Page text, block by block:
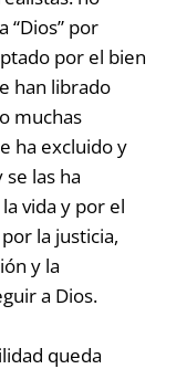
“Dios” por
por el bien
han librado
muchas
ha excluido y
las ha
vida y por el
la justicia,
y la
a Dios.
queda